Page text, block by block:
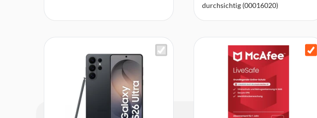
durchsichtig (00016020)